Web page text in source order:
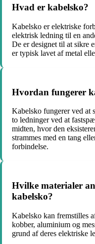
Hvad er kabelsko?
Kabelsko er elektriske
elektrisk ledning til en
De er designet til at sikre
er typisk lavet af metal
Hvordan fungerer
Kabelsko fungerer ved at
to ledninger ved at
midten, hvor den
strammes med en tang
forbindelse.
Hvilke materialer
kabelsko?
Kabelsko kan fremstilles
kobber, aluminium og
grund af deres elektriske